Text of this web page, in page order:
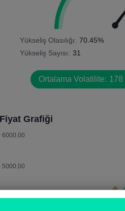
Yükseliş Olasılığı: 70.45%
Yükseliş Sayısı: 31
Ortalama Volatilite: 178
Fiyat Grafiği